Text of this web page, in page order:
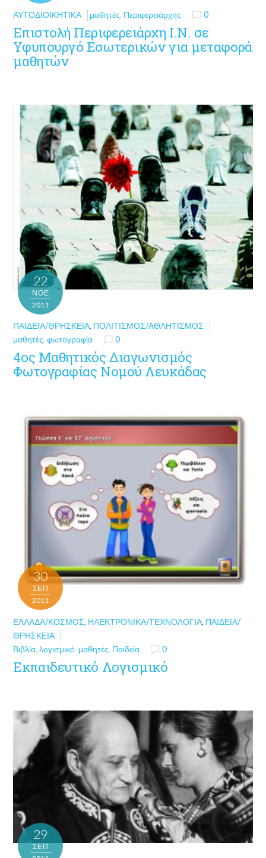
ΑΥΤΟΔΙΟΙΚΗΤΙΚΆ μαθητές, Περιφερειάρχης 0
Επιστολή Περιφερειάρχη Ι.Ν. σε
Υφυπουργό Εσωτερικών για μεταφορά
μαθητών
22
ΝΟΈ
2011
ΠΑΙΔΕΊΑ/ΘΡΗΣΚΕΊΑ, ΠΟΛΙΤΙΣΜΌΣ/ΑΘΛΗΤΙΣΜΌΣ
μαθητές,φωτογραφία 0
4ος Μαθητικός Διαγωνισμός
Φωτογραφίας Νομού Λευκάδας
30
ΣΕΠ
2011
ΕΛΛΆΔΑ/ΚΌΣΜΟΣ, ΗΛΕΚΤΡΟΝΙΚΆ/ΤΕΧΝΟΛΟΓΊΑ, ΠΑΙΔΕΊΑ/
ΘΡΗΣΚΕΊΑ
Βιβλία,λογισμικό, μαθητές, Παιδεία 0
Εκπαιδευτικό Λογισμικό
29
ΣΕΠ